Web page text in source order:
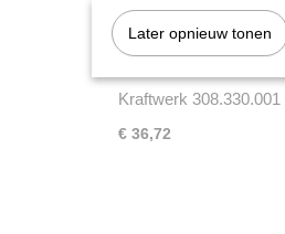
Kraftwerk
€ 36,72
Later opnieuw tonen